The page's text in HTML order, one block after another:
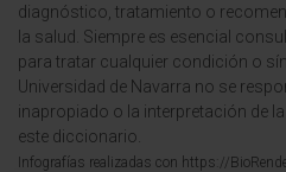
diagnóstico, tratamiento o
la salud. Siempre es esencial
para tratar cualquier condición o
Universidad de Navarra no se
inapropiado o la interpretación de
este diccionario.
Infografías realizadas con https://